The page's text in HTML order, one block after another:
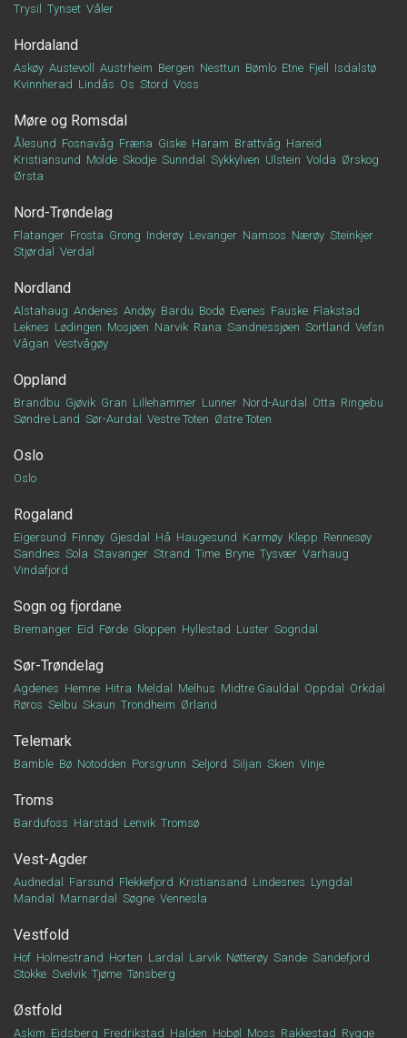
Trysil
Tynset Våler
Hordaland
Askøy Austevoll Austrheim Bergen Nesttun Bømlo Etne Fjell
Isdalstø
Kvinnherad Lindås Os Stord Voss
Møre og Romsdal
Ålesund Fosnavåg Fræna Giske Haram Brattvåg Hareid
Kristiansund Molde Skodje Sunndal Sykkylven Ulstein Volda Ørskog
Ørsta
Nord-Trøndelag
Flatanger Frosta Grong Inderøy Levanger Namsos Nærøy Steinkjer
Stjørdal
Verdal
Nordland
Alstahaug Andenes Andøy Bardu Bodø Evenes Fauske Flakstad
Leknes Lødingen Mosjøen Narvik Rana Sandnessjøen Sortland Vefsn
Vågan Vestvågøy
Oppland
Brandbu Gjøvik Gran Lillehammer Lunner Nord-Aurdal Otta Ringebu
Søndre Land Sør-Aurdal Vestre Toten Østre Toten
Oslo
Oslo
Rogaland
Eigersund Finnøy Gjesdal Hå Haugesund Karmøy Klepp Rennesøy
Sandnes Sola Stavanger Strand Time Bryne Tysvær Varhaug
Vindafjord
Sogn og fjordane
Bremanger Eid Førde Gloppen Hyllestad Luster Sogndal
Sør-Trøndelag
Agdenes Hemne Hitra Meldal Melhus Midtre Gauldal Oppdal
Orkdal
Røros Selbu Skaun Trondheim Ørland
Telemark
Bamble Bø Notodden Porsgrunn Seljord Siljan Skien Vinje
Troms
Bardufoss Harstad Lenvik Tromsø
Vest-Agder
Audnedal Farsund Flekkefjord Kristiansand Lindesnes Lyngdal
Mandal
Marnardal Søgne Vennesla
Vestfold
Hof Holmestrand Horten Lardal Larvik Nøtterøy Sande Sandefjord
Stokke Svelvik Tjøme Tønsberg
Østfold
Askim Eidsberg Fredrikstad Halden Hobøl Moss Rakkestad Rygge